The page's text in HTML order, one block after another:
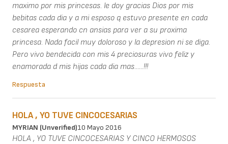
maximo por mis princesas. le doy gracias Dios por mis
bebitas cada dia y a mi esposo q estuvo presente en cada
cesarea esperando cn ansias para ver a su proxima
princesa. Nada facil muy doloroso y la depresion ni se diga.
Pero vivo bendecida con mis 4 preciosuras vivo feliz y
enamorada d mis hijas cada dia mas......!!!
Respuesta
HOLA , YO TUVE CINCOCESARIAS
MYRIAN (unverified)10 Mayo 2016
HOLA , YO TUVE CINCOCESARIAS Y CINCO HERMOSOS